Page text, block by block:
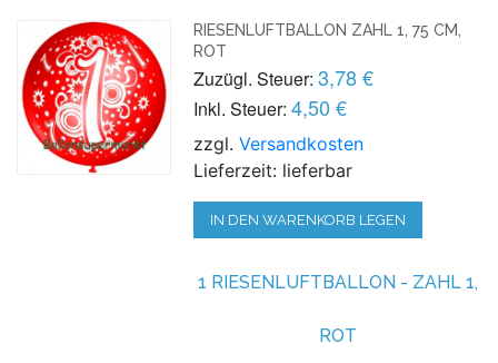
RIESENLUFTBALLON ZAHL 1, 75 CM,
ROT
Zuzügl. Steuer: 3,78 €
Inkl. Steuer: 4,50 €
zzgl.Versandkosten
Lieferzeit: lieferbar
IN DEN WARENKORB LEGEN
1 RIESENLUFTBALLON - ZAHL 1,
ROT